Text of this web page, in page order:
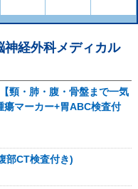
神経外科メディカル
頸・肺・腹・骨盤まで一気
瘍マーカー+胃ABC検査付
部CT検査付き)